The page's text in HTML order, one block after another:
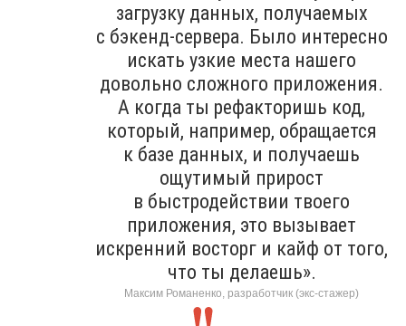
загрузку данных, получаемых
с бэкенд-сервера. Было интересно
искать узкие места нашего
довольно сложного приложения.
А когда ты рефакторишь код,
который, например, обращается
к базе данных, и получаешь
ощутимый прирост
в быстродействии твоего
приложения, это вызывает
искренний восторг и кайф от того,
что ты делаешь».
Максим Романенко, разработчик (экс-стажер)